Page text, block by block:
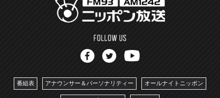
番組表 アナウンサー＆パーソナリティー オールナイトニッポン